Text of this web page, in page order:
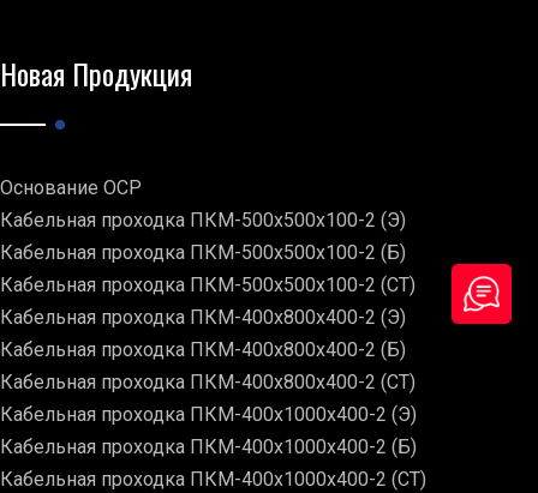
Новая Продукция
Основание ОСР
Кабельная проходка ПКМ-500х500х100-2 (Э)
Кабельная проходка ПКМ-500х500х100-2 (Б)
Кабельная проходка ПКМ-500х500х100-2 (СТ)
Кабельная проходка ПКМ-400х800х400-2 (Э)
Кабельная проходка ПКМ-400х800х400-2 (Б)
Кабельная проходка ПКМ-400х800х400-2 (СТ)
Кабельная проходка ПКМ-400х1000х400-2 (Э)
Кабельная проходка ПКМ-400х1000х400-2 (Б)
Кабельная проходка ПКМ-400х1000х400-2 (СТ)